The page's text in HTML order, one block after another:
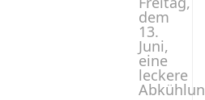
dem
13.
Juni,
eine
leckere